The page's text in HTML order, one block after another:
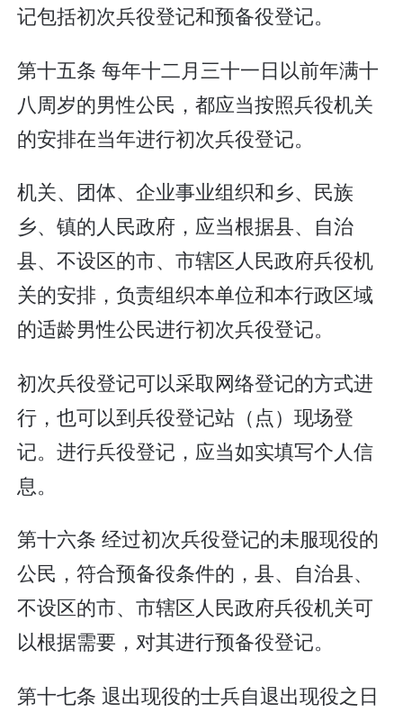
记包括初次兵役登记和预备役登记。
第十五条 每年十二月三十一日以前年满十
八周岁的男性公民，都应当按照兵役机关
的安排在当年进行初次兵役登记。
机关、团体、企业事业组织和乡、民族
乡、镇的人民政府，应当根据县、自治
县、不设区的市、市辖区人民政府兵役机
关的安排，负责组织本单位和本行政区域
的适龄男性公民进行初次兵役登记。
初次兵役登记可以采取网络登记的方式进
行，也可以到兵役登记站（点）现场登
记。进行兵役登记，应当如实填写个人信
息。
第十六条 经过初次兵役登记的未服现役的
公民，符合预备役条件的，县、自治县、
不设区的市、市辖区人民政府兵役机关可
以根据需要，对其进行预备役登记。
第十七条 退出现役的士兵自退出现役之日